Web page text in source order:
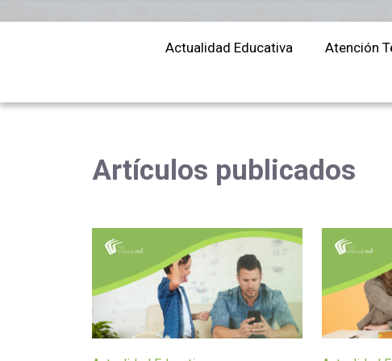
Actualidad Educativa Atención
Artículos publicados